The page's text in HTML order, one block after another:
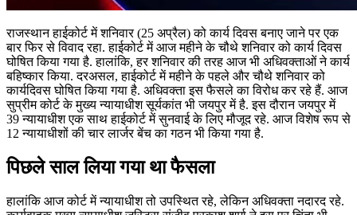
राजस्थान हाईकोर्ट में शनिवार (25 अप्रैल) को कार्य दिवस बनाए जाने पर एक
बार फिर से विवाद रहा. हाईकोर्ट में आज महीने के चौथे शनिवार को कार्य दिवस
घोषित किया गया है. हालांकि, हर शनिवार की तरह आज भी अधिवक्ताओं ने कार्य
बहिष्कार किया. दरअसल, हाईकोर्ट में महीने के पहले और चौथे शनिवार को
कार्यदिवस घोषित किया गया है. अधिवक्ता इस फैसले का विरोध कर रहे हैं. आज
सुप्रीम कोर्ट के मुख्य न्यायाधीश सूर्यकांत भी जयपुर में है. इस दौरान जयपुर में
39 न्यायाधीश एक साथ हाईकोर्ट में सुनवाई के लिए मौजूद रहे. आज विशेष रूप से
12 न्यायाधीशों की चार लार्जर बेंच का गठन भी किया गया है.
पिछले साल लिया गया था फैसला
हालांकि आज कोर्ट में न्यायाधीश तो उपस्थित रहे, लेकिन अधिवक्ता नदारद रहे.